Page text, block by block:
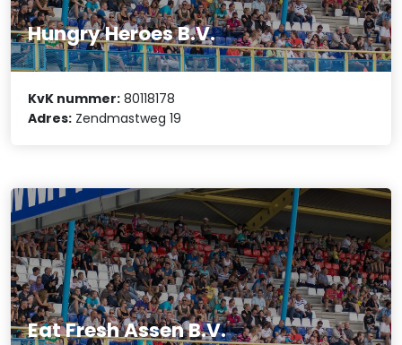
Hungry Heroes B.V.
KvK nummer: 80118178
Adres: Zendmastweg 19
Eat Fresh Assen B.V.